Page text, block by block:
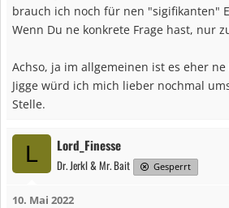
brauch ich noch für nen "sigifikanten"
Wenn Du ne konkrete Frage hast, nur
Achso, ja im allgemeinen ist es eher
Jigge würd ich mich lieber nochmal
Stelle.
L Lord_Finesse
Dr. Jerkl & Mr. Bait Gesperrt
10. Mai 2022